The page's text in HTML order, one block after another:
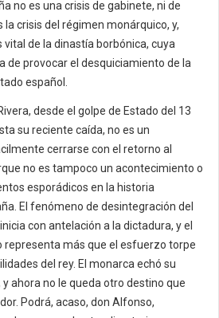
no es una crisis de gabinete, ni de
crisis del régimen monárquico, y,
de la dinastía borbónica, cuya
de provocar el desquiciamiento de la
español.
desde el golpe de Estado del 13
su reciente caída, no es un
cerrarse con el retorno al
no es tampoco un acontecimiento o
esporádicos en la historia
El fenómeno de desintegración del
con antelación a la dictadura, y el
representa más que el esfuerzo torpe
del rey. El monarca echó su
ahora no le queda otro destino que
Podrá, acaso, don Alfonso,